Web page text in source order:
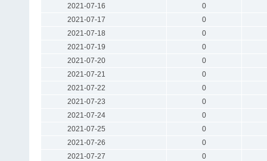
2021-07-16
0
2021-07-17
0
2021-07-18
0
2021-07-19
0
2021-07-20
0
2021-07-21
0
2021-07-22
0
2021-07-23
0
2021-07-24
0
2021-07-25
0
2021-07-26
0
2021-07-27
0